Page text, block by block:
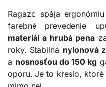
Ragazo spája
farebné prevedenie
materiál a hrubá pena
roky. Stabilná nylonová
a nosnosťou do 150 kg
oporu. Je to kreslo,